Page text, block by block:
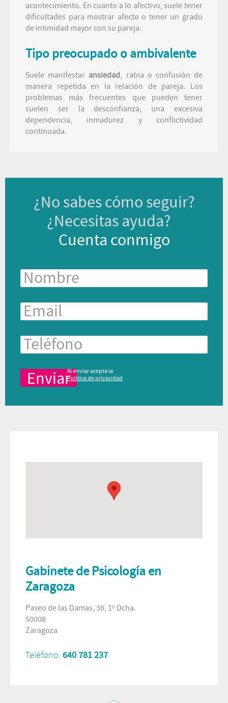
acontecimiento. En cuanto a lo afectivo, suele tener
dificultades para mostrar afecto o tener un grado
de intimidad mayor con su pareja.
Tipo preocupado o ambivalente
Suele manifestar ansiedad, rabia o confusión de
manera repetida en la relación de pareja. Los
problemas más frecuentes que pueden tener
suelen ser la desconfianza, una excesiva
dependencia, inmadurez y conflictividad
continuada.
¿No sabes cómo seguir?
¿Necesitas ayuda?
Cuenta conmigo
Al enviar acepta la
Política de privacidad
Gabinete de Psicología en
Zaragoza
Paseo de las Damas, 38, 1º Dcha.
50008
Zaragoza
Teléfono: 640 781 237